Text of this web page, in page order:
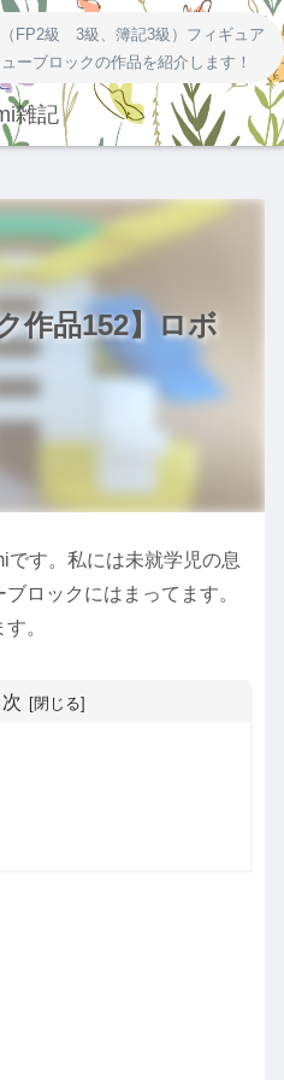
FP2級 3級、簿記3級）フィギュア
ーブロックの作品を紹介します！
雑記
作品152】ロボ
です。私には未就学児の息
ロックにはまってます。
。
次